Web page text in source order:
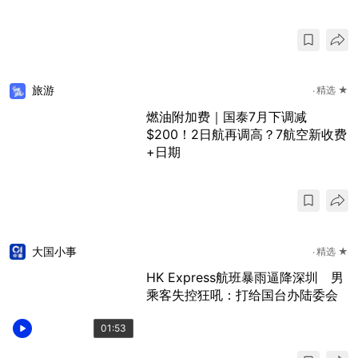
旅游 精选 ★
燃油附加费｜国泰7月下调减
$200！2日航再调高？7航空新收费
+日期
01:53
大国小事 精选 ★
HK Express航班暴雨逼降深圳 男
乘客失控狂吼：打给国台办陆委会